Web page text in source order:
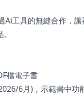
工具的無縫合作，讓
檔電子書
6月)，示範書中功